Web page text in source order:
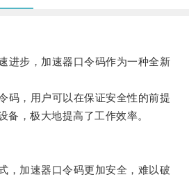
步，加速器口令码作为一种全新
，用户可以在保证安全性的前提
备，极大地提高了工作效率。
加速器口令码更加安全，难以破